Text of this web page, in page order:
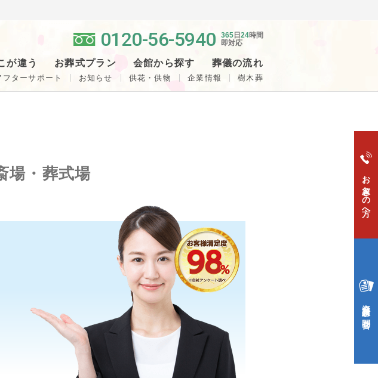
0120-56-5940 365 日 24時間
即対応
が違う お葬式プラン 会館から探す 葬儀の流れ
フターサポート お知らせ 供花・供物 企業情報 樹木葬
お急ぎの方へ
資料請求・お問合せ
場・葬式場